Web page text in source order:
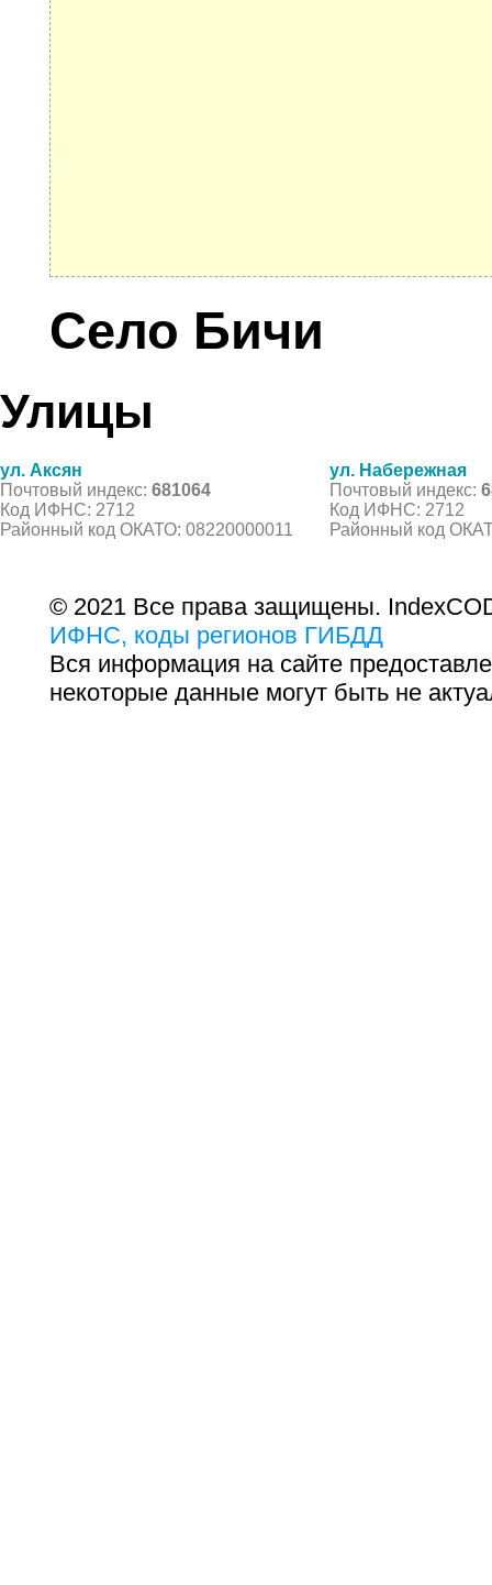
Село Бичи
Улицы
ул. Аксян
Почтовый индекс: 681064
Код ИФНС: 2712
Районный код ОКАТО: 08220000011
ул. Набережная
Почтовый индекс:
Код ИФНС: 2712
Районный код
© 2021 Все права защищены.
ИФНС, коды регионов ГИБДД
Вся информация на сайте
некоторые данные могут быть не